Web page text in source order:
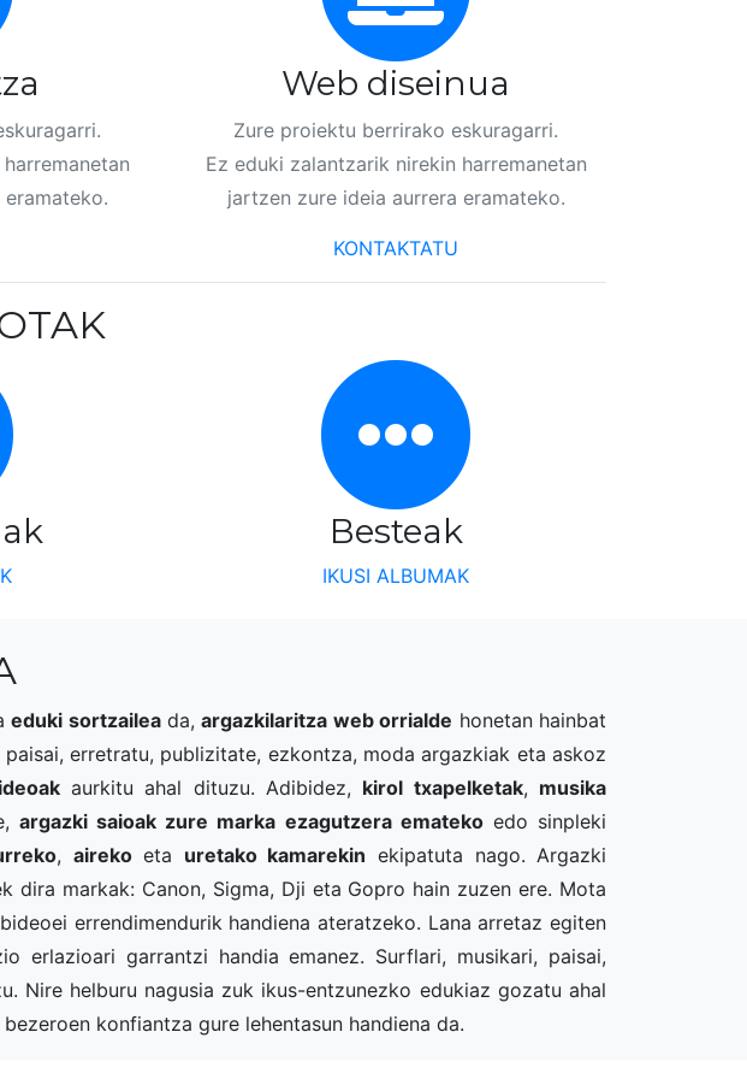
Web diseinua
Zure proiektu berrirako eskuragarri.
Ez eduki zalantzarik nirekin harremanetan
jartzen zure ideia aurrera eramateko.
KONTAKTATU
Besteak
IKUSI ALBUMAK
eduki sortzaileada,argazkilaritza web orrialde honetan hainbat
erretratu, publizitate, ezkontza, moda argazkiak eta askoz
aurkitu ahal dituzu. Adibidez, kirol txapelketak, musika
argazki saioak zure marka ezagutzera ematekoedo sinpleki
, airekoeta uretako kamarekin ekipatuta nago. Argazki
markak: Canon, Sigma, Dji eta Gopro hain zuzen ere. Mota
errendimendurik handiena ateratzeko. Lana arretaz egiten
erlazioari garrantzi handia emanez. Surflari, musikari, paisai,
Nire helburu nagusia zuk ikus-entzunezko edukiaz gozatu ahal
konfiantza gure lehentasun handiena da.